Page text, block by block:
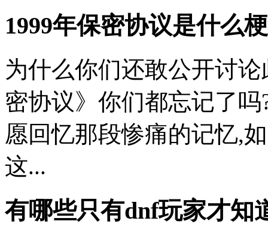
1999年保密协议是什么
为什么你们还敢公开讨
密协议》你们都忘记了
愿回忆那段惨痛的记忆,
这...
有哪些只有dnf玩家才知